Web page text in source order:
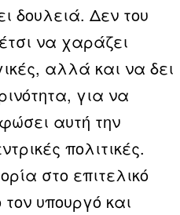
δουλειά. Δεν του
να χαράζει
αλλά και να δει
για να
αυτή την
πολιτικές.
στο επιτελικό
υπουργό και